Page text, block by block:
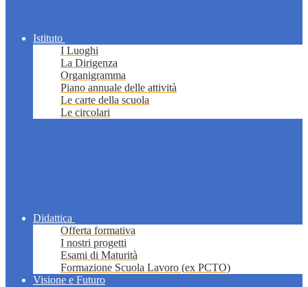
Istituto
I Luoghi
La Dirigenza
Organigramma
Piano annuale delle attività
Le carte della scuola
Le circolari
Didattica
Offerta formativa
I nostri progetti
Esami di Maturità
Formazione Scuola Lavoro (ex PCTO)
Visione e Futuro